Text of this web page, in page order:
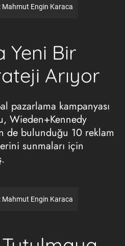
Mahmut Engin Karaca
Yeni Bir
Arıyor
pazarlama kampanyası
Wieden+Kennedy
de bulunduğu 10 reklam
sunmaları için
Mahmut Engin Karaca